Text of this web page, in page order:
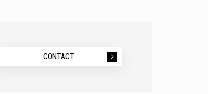
CONTACT